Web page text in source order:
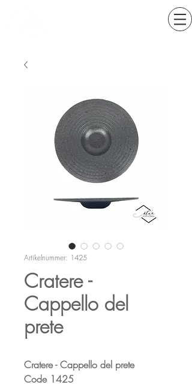
Artikelnummer: 1425
Cratere -
Cappello del
prete
Cratere - Cappello del prete
Code 1425